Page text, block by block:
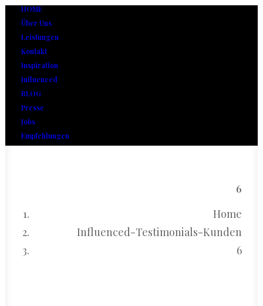
HOME
Über Uns
Leistungen
Kontakt
Inspiration
Influenced
BLOG
Presse
Jobs
Empfehlungen
6
Home
Influenced-Testimonials-Kunden
6